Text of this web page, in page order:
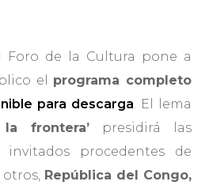
Foro de la Cultura pone a
el programa completo
para descarga. El lema
frontera’presidirá las
invitados procedentes de
otros, República del Congo,